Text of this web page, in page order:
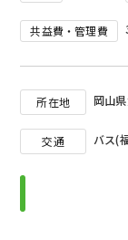
共益費・管理費
所在地 岡山
交通 バス(